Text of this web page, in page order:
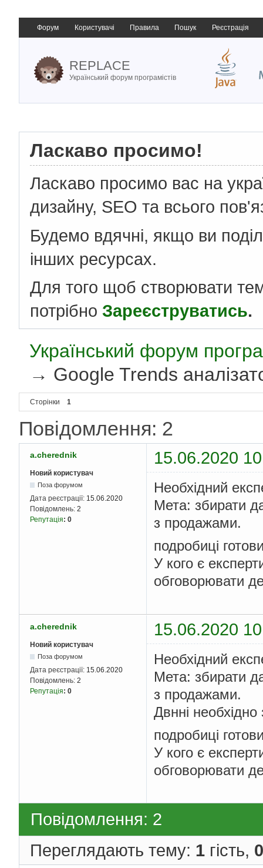
Форум Користувачі Правила Пошук Реєстрація
REPLACE
Український форум програмістів
Ласкаво просимо!
Ласкаво просимо вас на
дизайну, SEO та всього
Будемо вдячні, якщо ви
інших ресурсах.
Для того щоб створювати
потрібно Зареєструватись.
Український форум
→ Google Trends
Сторінки 1
Повідомлення: 2
a.cherednik 15.06.2020
Новий користувач
Поза форумом
Дата реєстрації: 15.06.2020
Повідомлень: 2
Репутація: 0
Необхідний
Мета: збирати
з продажами.
подробиці
У кого є
обговорювати
a.cherednik 15.06.2020
Новий користувач
Поза форумом
Дата реєстрації: 15.06.2020
Повідомлень: 2
Репутація: 0
Необхідний
Мета: збирати
з продажами.
Двнні
подробиці
У кого є
обговорювати
Повідомлення: 2
Переглядають тему: 1 гість, 0